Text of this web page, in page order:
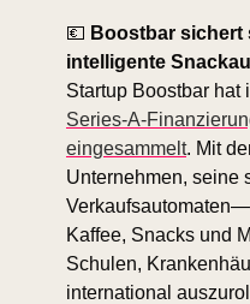
💶 Boostbar sichert
intelligente
Startup Boostbar hat
eingesammelt. Mit
Unternehmen, seine
Kaffee, Snacks und
Schulen,
international